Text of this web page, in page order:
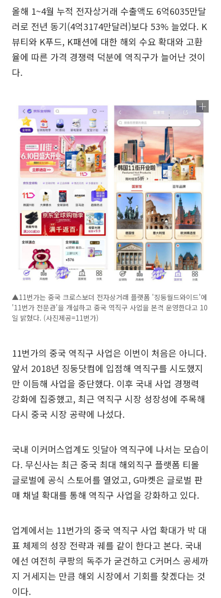
올해 1~4월 누적 전자상거래 수출액도 6억6035만달
러로 전년 동기(4억3174만달러)보다 53% 늘었다. K
뷰티와 K푸드, K패션에 대한 해외 수요 확대와 고환
율에 따른 가격 경쟁력 덕분에 역직구가 늘어난 것이
다.
▲11번가는 중국 크로스보더 전자상거래 플랫폼 '징둥월드와이드'에
'11번가 전문관'을 개설하고 중국 역직구 사업을 본격 운영한다고 10
일 밝혔다. (사진제공=11번가)
11번가의 중국 역직구 사업은 이번이 처음은 아니다.
앞서 2018년 징둥닷컴에 입점해 역직구를 시도했지
만 이듬해 사업을 중단했다. 이후 국내 사업 경쟁력
강화에 집중했고, 최근 역직구 시장 성장성에 주목해
다시 중국 시장 공략에 나섰다.
국내 이커머스업계도 잇달아 역직구에 나서는 모습이
다. 무신사는 최근 중국 최대 해외직구 플랫폼 티몰
글로벌에 공식 스토어를 열었고, G마켓은 글로벌 판
매 채널 확대를 통해 역직구 사업을 강화하고 있다.
업계에서는 11번가의 중국 역직구 사업 확대가 박 대
표 체제의 성장 전략과 궤를 같이 한다고 본다. 국내
에선 여전히 쿠팡의 독주가 굳건하고 C커머스 공세까
지 거세지는 만큼 해외 시장에서 기회를 찾겠다는 것
이다.